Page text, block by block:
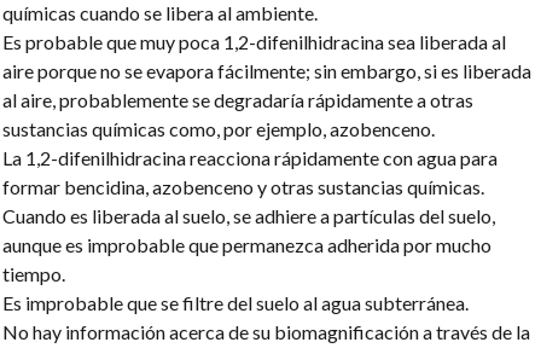
químicas cuando se libera al ambiente.
Es probable que muy poca 1,2-difenilhidracina sea liberada al
aire porque no se evapora fácilmente; sin embargo, si es liberada
al aire, probablemente se degradaría rápidamente a otras
sustancias químicas como, por ejemplo, azobenceno.
La 1,2-difenilhidracina reacciona rápidamente con agua para
formar bencidina, azobenceno y otras sustancias químicas.
Cuando es liberada al suelo, se adhiere a partículas del suelo,
aunque es improbable que permanezca adherida por mucho
tiempo.
Es improbable que se filtre del suelo al agua subterránea.
No hay información acerca de su biomagnificación a través de la